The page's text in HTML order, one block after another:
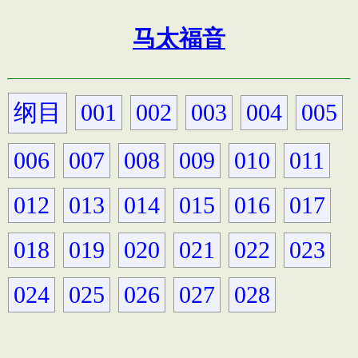
马太福音
纲目 001 002 003 004
005
006
007 008 009 010
011
012
013 014 015 016
017
018
019 020 021 022
023
024
025 026 027 028